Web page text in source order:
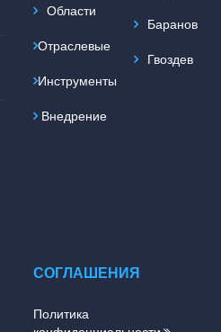
Области
Отраслевые
Инструменты
Внедрение
Баранов
Гвоздев
СОГЛАШЕНИЯ
Политика